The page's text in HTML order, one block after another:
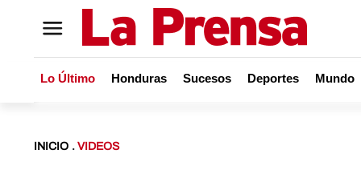
Lo Último Honduras Sucesos Deportes Mundo
INICIO . VIDEOS